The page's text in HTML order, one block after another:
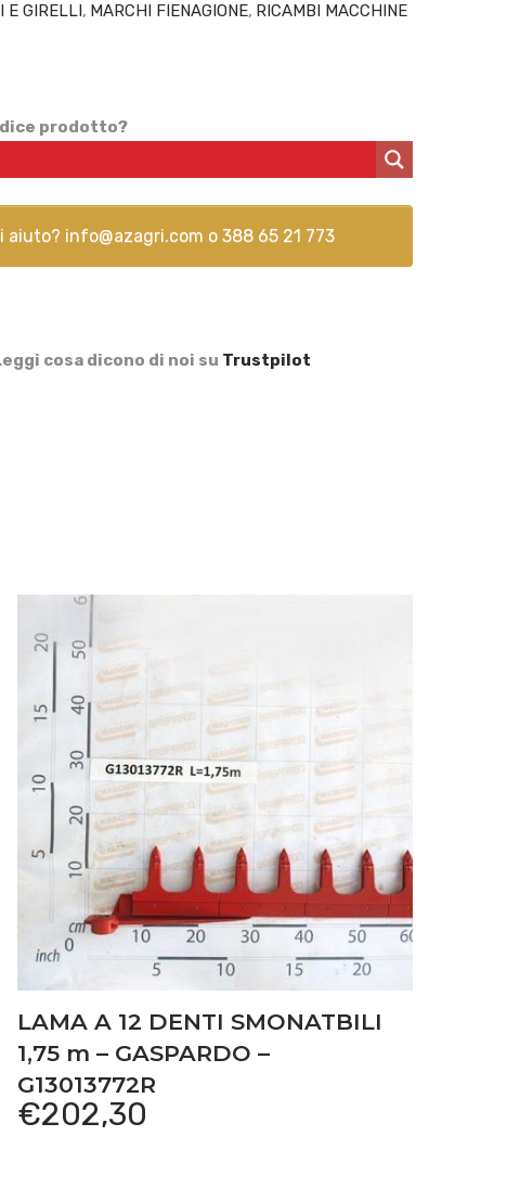
E GIRELLI, MARCHI FIENAGIONE, RICAMBI MACCHINE
prodotto?
aiuto? info@azagri.com o 388 65 21 773
cosa dicono di noi su Trustpilot
LAMA A 12 DENTI SMONATBILI
1,75 m – GASPARDO –
G13013772R
€202,30